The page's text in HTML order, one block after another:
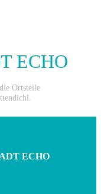
ECHO
Ortsteile
ECHO